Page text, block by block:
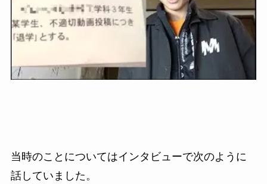
当時のことについてはインタビューで次のように
話していました。